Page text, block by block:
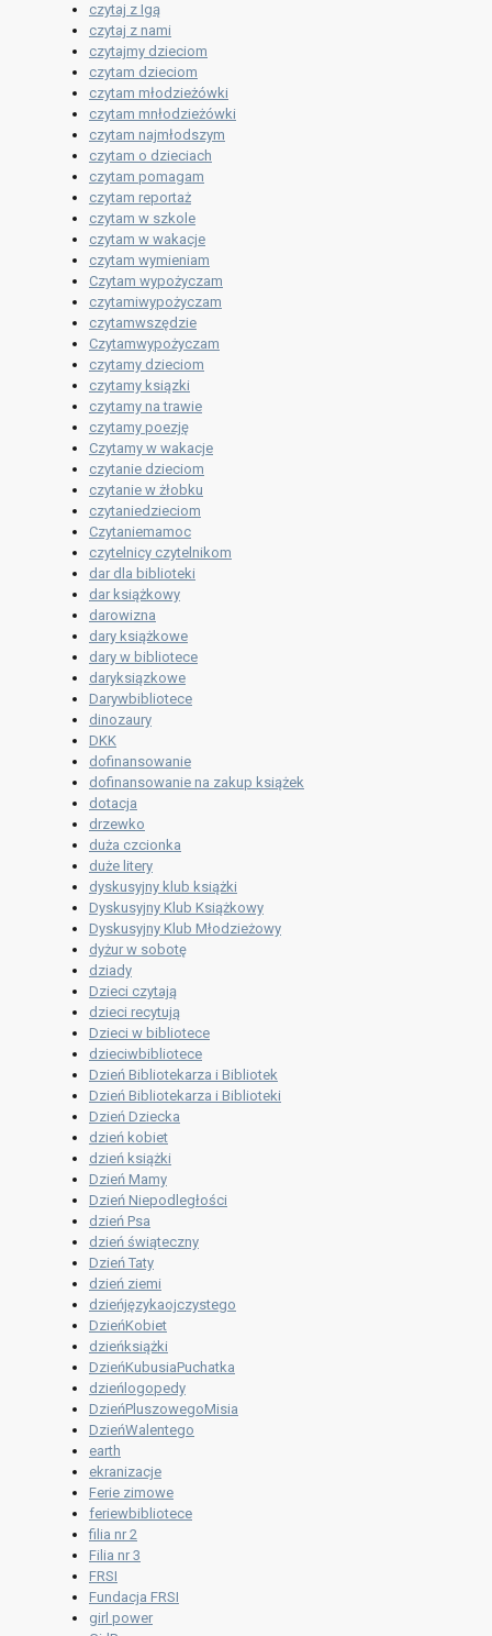
czytaj z Igą
czytaj z nami
czytajmy dzieciom
czytam dzieciom
czytam młodzieżówki
czytam mnłodzieżówki
czytam najmłodszym
czytam o dzieciach
czytam pomagam
czytam reportaż
czytam w szkole
czytam w wakacje
czytam wymieniam
Czytam wypożyczam
czytamiwypożyczam
czytamwszędzie
Czytamwypożyczam
czytamy dzieciom
czytamy ksiązki
czytamy na trawie
czytamy poezję
Czytamy w wakacje
czytanie dzieciom
czytanie w żłobku
czytaniedzieciom
Czytaniemamoc
czytelnicy czytelnikom
dar dla biblioteki
dar książkowy
darowizna
dary książkowe
dary w bibliotece
daryksiązkowe
Darywbibliotece
dinozaury
DKK
dofinansowanie
dofinansowanie na zakup książek
dotacja
drzewko
duża czcionka
duże litery
dyskusyjny klub książki
Dyskusyjny Klub Książkowy
Dyskusyjny Klub Młodzieżowy
dyżur w sobotę
dziady
Dzieci czytają
dzieci recytują
Dzieci w bibliotece
dzieciwbibliotece
Dzień Bibliotekarza i Bibliotek
Dzień Bibliotekarza i Biblioteki
Dzień Dziecka
dzień kobiet
dzień książki
Dzień Mamy
Dzień Niepodległości
dzień Psa
dzień świąteczny
Dzień Taty
dzień ziemi
dzieńjęzykaojczystego
DzieńKobiet
dzieńksiążki
DzieńKubusiaPuchatka
dzieńlogopedy
DzieńPluszowegoMisia
DzieńWalentego
earth
ekranizacje
Ferie zimowe
feriewbibliotece
filia nr 2
Filia nr 3
FRSI
Fundacja FRSI
girl power